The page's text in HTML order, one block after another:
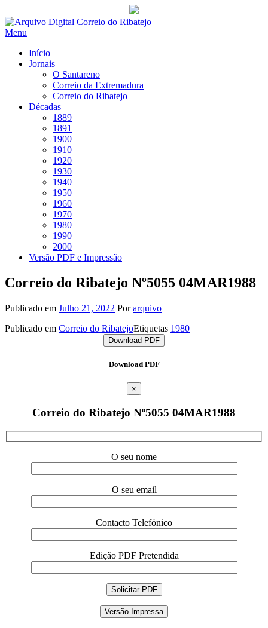
Saltar
para
Menu
Início
Jornais
O Santareno
Correio da Extremadura
Correio do Ribatejo
Décadas
1889
1891
1900
1910
1920
1930
1940
1950
1960
1970
1980
1990
2000
Versão PDF e Impressão
Correio do Ribatejo Nº5055 04MAR1988
Publicado em Julho 21, 2022 Porarquivo
Publicado em Correio do RibatejoEtiquetas 1980
Download PDF
Download PDF
×
Correio do Ribatejo Nº5055 04MAR1988
O seu nome
O seu email
Contacto Telefónico
Edição PDF Pretendida
Versão Impressa